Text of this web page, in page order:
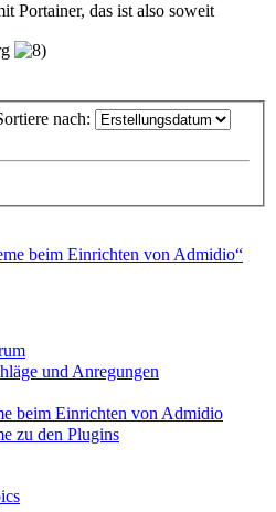
Portainer, das ist also soweit
nach:
beim Einrichten von Admidio“
und Anregungen
beim Einrichten von Admidio
zu den Plugins